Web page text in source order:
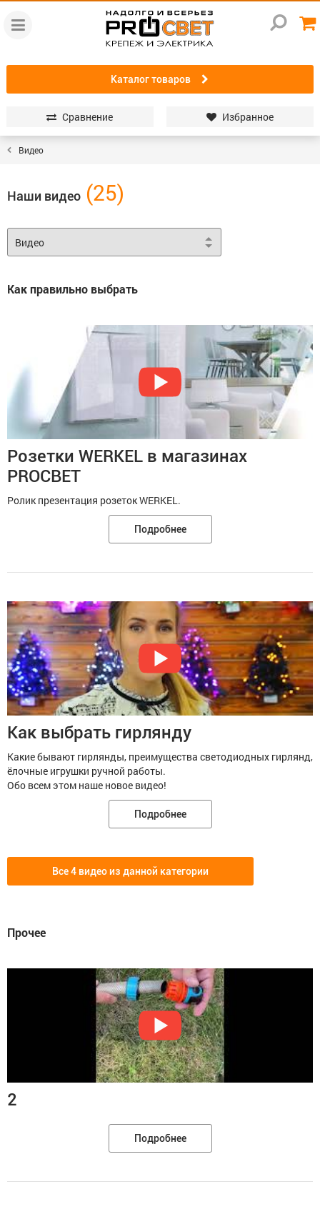
Каталог товаров
Сравнение Избранное
Видео
Наши видео
Как правильно выбрать
Розетки WERKEL в магазинах
PROСВЕТ
Ролик презентация розеток WERKEL.
Подробнее
Как выбрать гирлянду
Какие бывают гирлянды, преимущества светодиодных гирлянд,
ёлочные игрушки ручной работы.
Обо всем этом наше новое видео!
Подробнее
Все 4 видео из данной категории
Прочее
2
Подробнее